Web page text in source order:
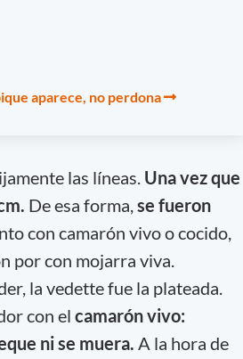
aparece, no perdona
las líneas. Una vez que
De esa forma,se fueron
con camarón vivo o cocido,
por con mojarra viva.
la vedette fue la plateada.
con el camarón vivo:
ni se muera. A la hora de